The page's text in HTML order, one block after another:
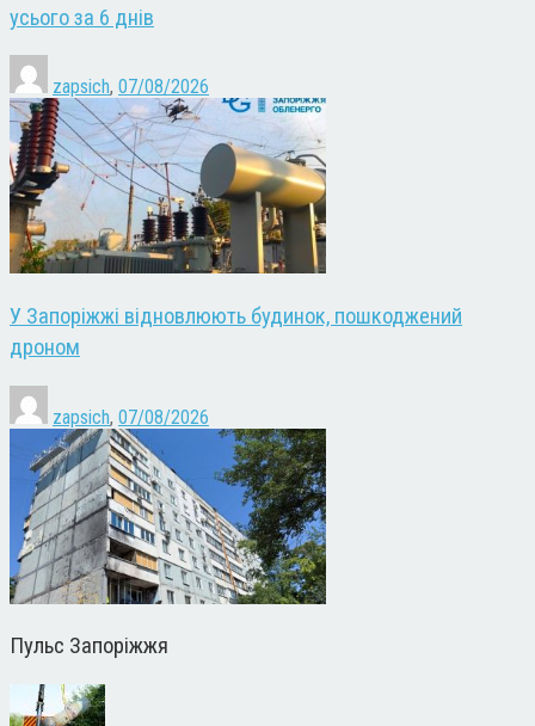
усього за 6 днів
zapsich, 07/08/2026
У Запоріжжі відновлюють будинок, пошкоджений
дроном
zapsich, 07/08/2026
Пульс Запоріжжя